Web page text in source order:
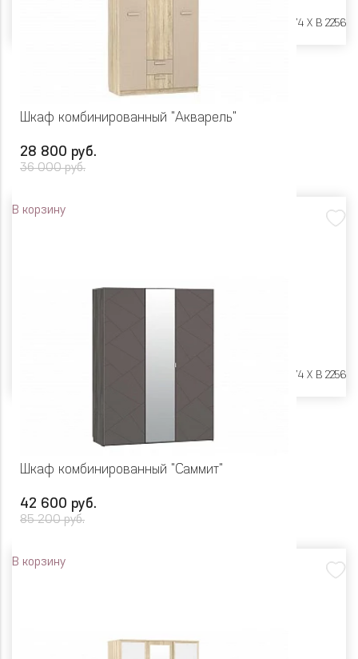
Ш 1202 X Г 574 X В 2256
Шкаф комбинированный "Акварель"
28 800 руб.
36 000 руб.
В корзину
Ш 1202 X Г 574 X В 2256
Шкаф комбинированный "Саммит"
42 600 руб.
85 200 руб.
В корзину